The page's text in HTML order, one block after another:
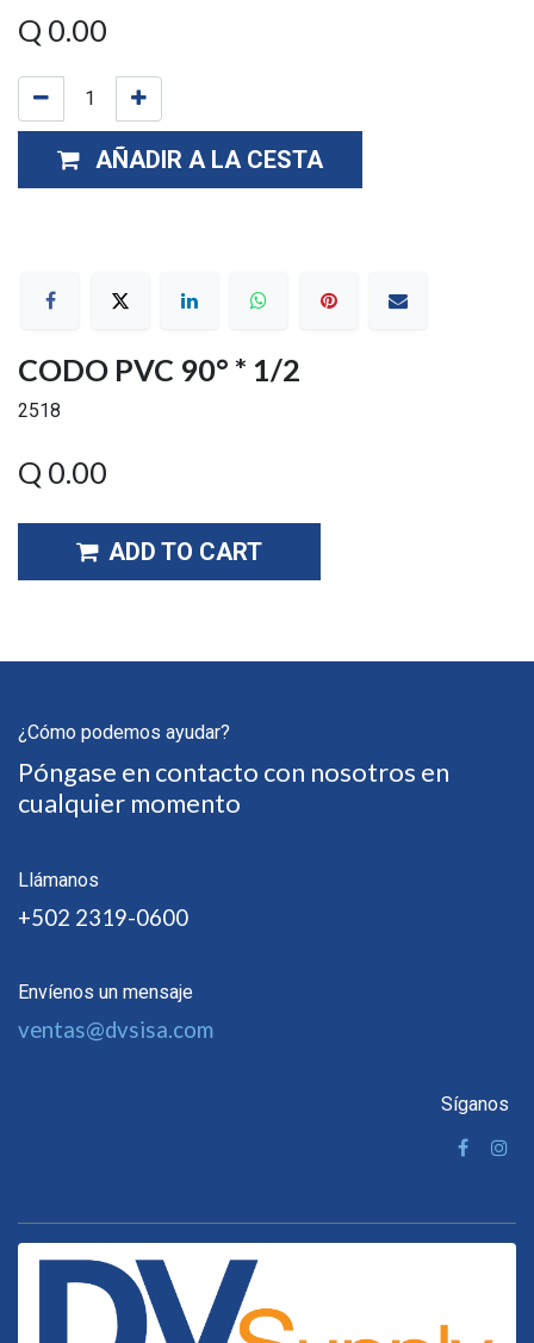
Q 0.00
AÑADIR A LA CESTA
CODO PVC 90° * 1/2
2518
Q 0.00
ADD TO CART
¿Cómo podemos ayudar?
Póngase en contacto con nosotros en
cualquier momento
Llámanos
+502 2319-0600
Envíenos un mensaje
ventas@dvsisa.com
Síganos